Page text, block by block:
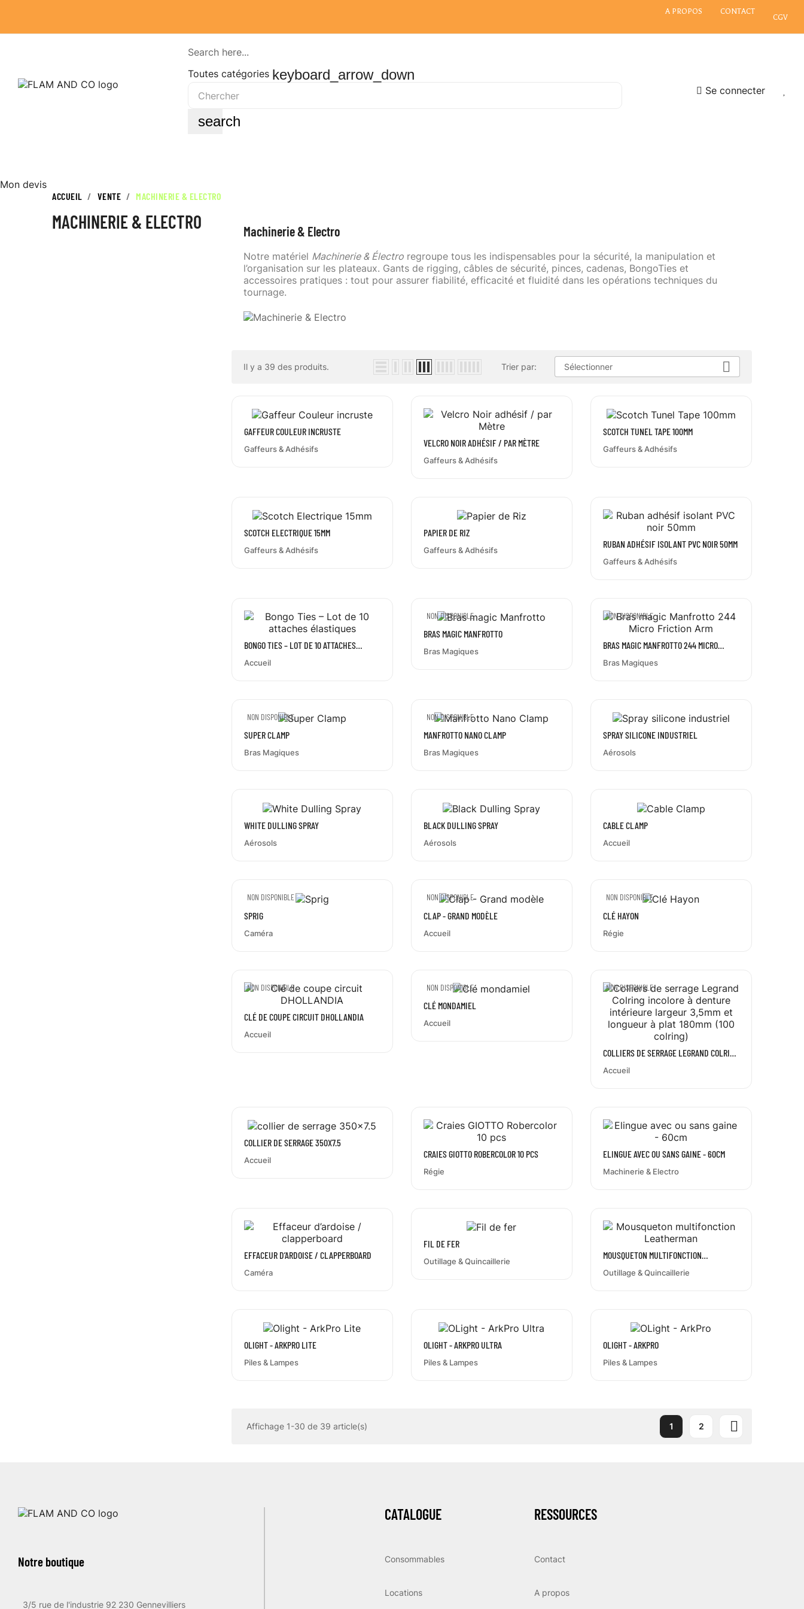
A PROPOS CONTACT
CGV
Search here...
Toutes catégories keyboard_arrow_down
search
Se connecter
Mon devis
ACCUEIL VENTE MACHINERIE & ELECTRO
MACHINERIE & ELECTRO Machinerie & Electro
Notre matériel Machinerie & Électro regroupe tous les indispensables pour la sécurité, la manipulation et
l’organisation sur les plateaux. Gants de rigging, câbles de sécurité, pinces, cadenas, BongoTies et
accessoires pratiques : tout pour assurer fiabilité, efficacité et fluidité dans les opérations techniques du
tournage.
Il y a 39 des produits. Trier par: Sélectionner 
GAFFEUR COULEUR INCRUSTE
Gaffeurs & Adhésifs
VELCRO NOIR ADHÉSIF / PAR MÈTRE
Gaffeurs & Adhésifs
SCOTCH TUNEL TAPE 100MM
Gaffeurs & Adhésifs
SCOTCH ELECTRIQUE 15MM
Gaffeurs & Adhésifs
PAPIER DE RIZ
Gaffeurs & Adhésifs
RUBAN ADHÉSIF ISOLANT PVC NOIR 50MM
Gaffeurs & Adhésifs
BONGO TIES – LOT DE 10 ATTACHES
Accueil
NON DISPONIBLE
BRAS MAGIC MANFROTTO
Bras Magiques
NON DISPONIBLE
BRAS MAGIC MANFROTTO 244 MICRO
Bras Magiques
NON DISPONIBLE
SUPER CLAMP
Bras Magiques
NON DISPONIBLE
MANFROTTO NANO CLAMP
Bras Magiques
SPRAY SILICONE INDUSTRIEL
Aérosols
WHITE DULLING SPRAY
Aérosols
BLACK DULLING SPRAY
Aérosols
CABLE CLAMP
Accueil
NON DISPONIBLE
SPRIG
Caméra
NON DISPONIBLE
CLAP - GRAND MODÈLE
Accueil
NON DISPONIBLE
CLÉ HAYON
Régie
NON DISPONIBLE
CLÉ DE COUPE CIRCUIT DHOLLANDIA
Accueil
NON DISPONIBLE
CLÉ MONDAMIEL
Accueil
NON DISPONIBLE
COLLIERS DE SERRAGE LEGRAND COLRING
Accueil
COLLIER DE SERRAGE 350X7.5
Accueil
CRAIES GIOTTO ROBERCOLOR 10 PCS
Régie
ELINGUE AVEC OU SANS GAINE - 60CM
Machinerie & Electro
EFFACEUR D’ARDOISE / CLAPPERBOARD
Caméra
FIL DE FER
Outillage & Quincaillerie
MOUSQUETON MULTIFONCTION
Outillage & Quincaillerie
OLIGHT - ARKPRO LITE
Piles & Lampes
OLIGHT - ARKPRO ULTRA
Piles & Lampes
OLIGHT - ARKPRO
Piles & Lampes
Affichage 1-30 de 39 article(s) 1 2 
Notre boutique
3/5 rue de l'industrie 92 230 Gennevilliers
CATALOGUE
Consommables
Locations
RESSOURCES
Contact
A propos